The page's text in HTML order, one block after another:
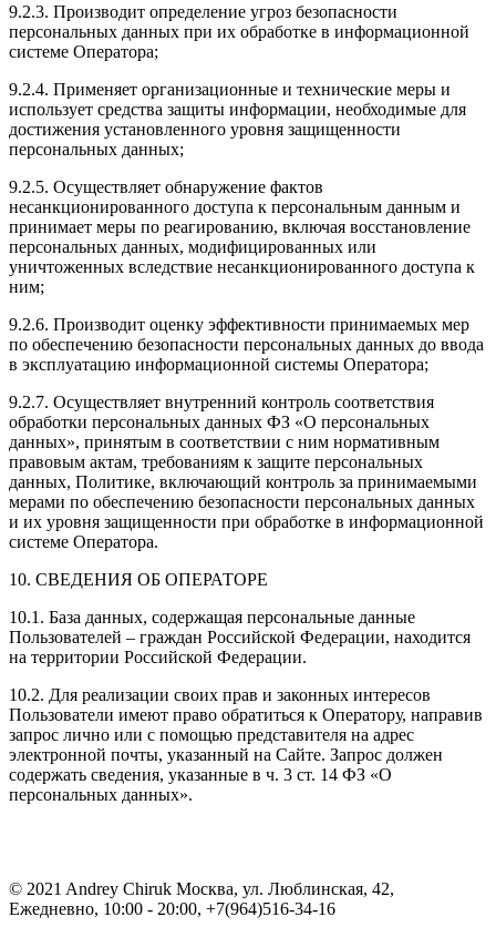
9.2.3. Производит определение угроз безопасности
персональных данных при их обработке в информационной
системе Оператора;
9.2.4. Применяет организационные и технические меры и
использует средства защиты информации, необходимые для
достижения установленного уровня защищенности
персональных данных;
9.2.5. Осуществляет обнаружение фактов
несанкционированного доступа к персональным данным и
принимает меры по реагированию, включая восстановление
персональных данных, модифицированных или
уничтоженных вследствие несанкционированного доступа к
ним;
9.2.6. Производит оценку эффективности принимаемых мер
по обеспечению безопасности персональных данных до ввода
в эксплуатацию информационной системы Оператора;
9.2.7. Осуществляет внутренний контроль соответствия
обработки персональных данных ФЗ «О персональных
данных», принятым в соответствии с ним нормативным
правовым актам, требованиям к защите персональных
данных, Политике, включающий контроль за принимаемыми
мерами по обеспечению безопасности персональных данных
и их уровня защищенности при обработке в информационной
системе Оператора.
10. СВЕДЕНИЯ ОБ ОПЕРАТОРЕ
10.1. База данных, содержащая персональные данные
Пользователей – граждан Российской Федерации, находится
на территории Российской Федерации.
10.2. Для реализации своих прав и законных интересов
Пользователи имеют право обратиться к Оператору, направив
запрос лично или с помощью представителя на адрес
электронной почты, указанный на Сайте. Запрос должен
содержать сведения, указанные в ч. 3 ст. 14 ФЗ «О
персональных данных».
© 2021 Andrey Chiruk Москва, ул. Люблинская, 42,
Ежедневно, 10:00 - 20:00, +7(964)516-34-16